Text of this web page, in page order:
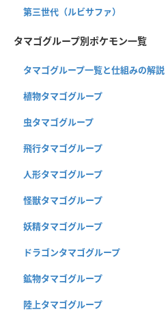
第三世代（ルビサファ）
タマゴグループ別ポケモン一覧
タマゴグループ一覧と仕組みの解説
植物タマゴグループ
虫タマゴグループ
飛行タマゴグループ
人形タマゴグループ
怪獣タマゴグループ
妖精タマゴグループ
ドラゴンタマゴグループ
鉱物タマゴグループ
陸上タマゴグループ